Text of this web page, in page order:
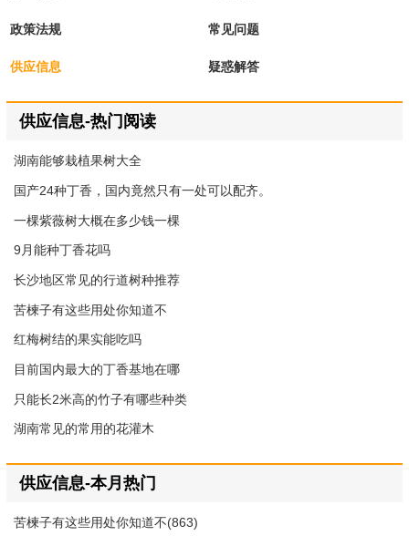
政策法规 常见问题
供应信息 疑惑解答
供应信息-热门阅读
湖南能够栽植果树大全
国产24种丁香，国内竟然只有一处可以配齐。
一棵紫薇树大概在多少钱一棵
9月能种丁香花吗
长沙地区常见的行道树种推荐
苦楝子有这些用处你知道不
红梅树结的果实能吃吗
目前国内最大的丁香基地在哪
只能长2米高的竹子有哪些种类
湖南常见的常用的花灌木
供应信息-本月热门
苦楝子有这些用处你知道不(863)